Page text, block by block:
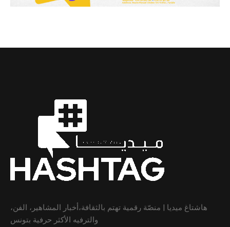
هاشتاغ ميديا | منصّة رقمية تهتم بالثقافة،أخبار المشاهير، الفن،
والترفيه الأكثر حرفية بتونس